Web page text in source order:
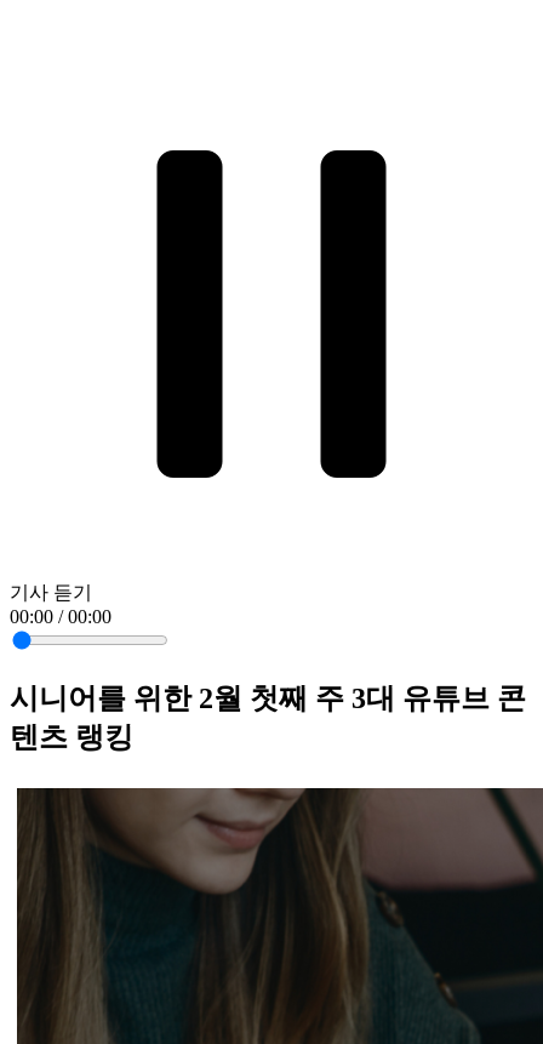
기사 듣기
00:00 / 00:00
시니어를 위한 2월 첫째 주 3대 유튜브 콘
텐츠 랭킹